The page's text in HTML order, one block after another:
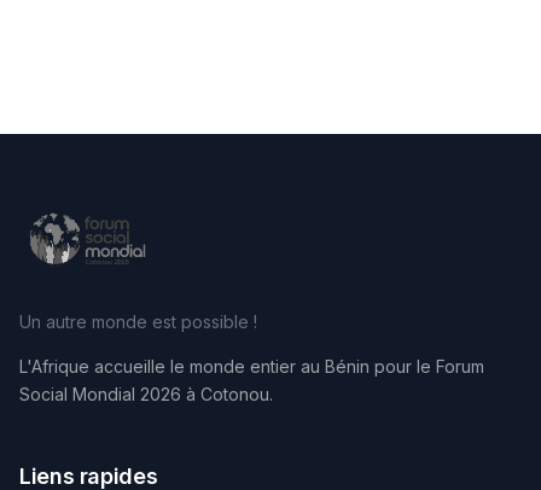
Un autre monde est possible !
L'Afrique accueille le monde entier au Bénin pour le Forum
Social Mondial 2026 à Cotonou.
Liens rapides